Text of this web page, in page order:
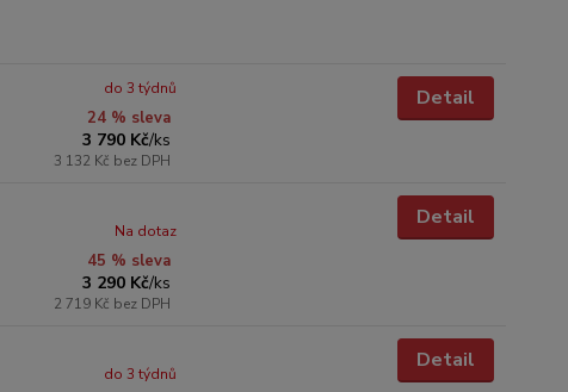
24 % sleva
3 790 Kč/ks
3 132 Kč bez DPH
do 3 týdnů Detail
45 % sleva
3 290 Kč/ks
2 719 Kč bez DPH
Na dotaz
Detail
do 3 týdnů
Detail